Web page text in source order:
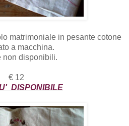
matrimoniale in pesante cotone
a macchina.
non disponibili.
€ 12
DISPONIBILE